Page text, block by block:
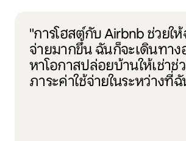
"การโฮสต์กับ Airbnb ช่วยใ
จ่ายมากขึ้น ฉันก็จะเดินทาง
หาโอกาสปล่อยบ้านให้เช่าช่
ภาระค่าใช้จ่ายในระหว่างที่